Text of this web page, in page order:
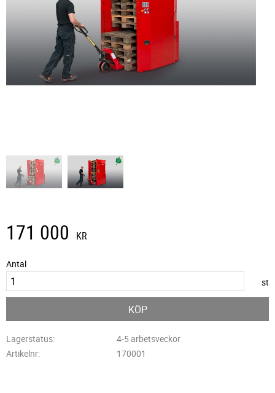
171 000 KR
Antal
st
KÖP
Lagerstatus
4-5 arbetsveckor
Artikelnr
170001